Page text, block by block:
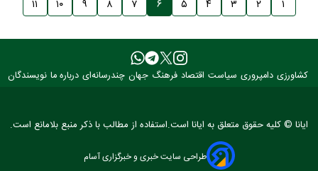
۱ ۲ ۳ ۴ ۵ ۶ ۷ ۸ ۹ ۱۰ ۱۱
کشاورزی دامپروری سیاست اقتصاد فرهنگ جهان چندرسانه‌ای درباره ما نویسندگان
ایانا © کلیه حقوق متعلق به ایانا است.استفاده از مطالب با ذکر منبع بلامانع است.
طراحی سایت خبری و خبرگزاری آسام